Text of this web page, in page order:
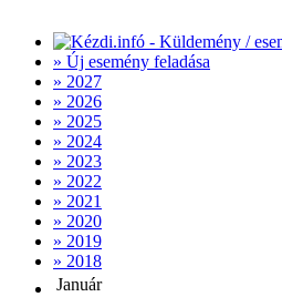
» Új esemény feladása
» 2027
» 2026
» 2025
» 2024
» 2023
» 2022
» 2021
» 2020
» 2019
» 2018
Január